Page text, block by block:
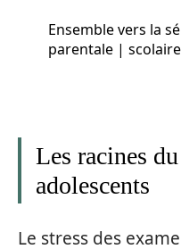
Ensemble vers la
parentale | scolaire
Les racines
adolescents
Le stress des